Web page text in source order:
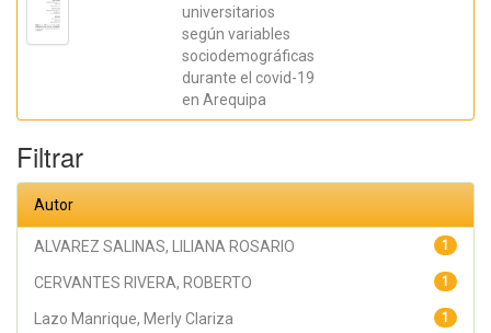
universitarios
según variables
sociodemográficas
durante el covid-19
en Arequipa
ROBERTO;
Filtrar
Autor
1
ALVAREZ SALINAS, LILIANA ROSARIO
1
CERVANTES RIVERA, ROBERTO
1
Lazo Manrique, Merly Clariza